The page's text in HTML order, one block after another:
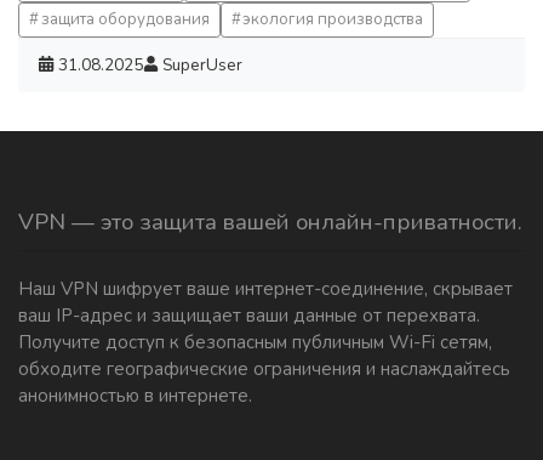
защита оборудования
экология производства
31.08.2025 SuperUser
VPN — это защита вашей онлайн-приватности.
Наш VPN шифрует ваше интернет-соединение, скрывает
ваш IP-адрес и защищает ваши данные от перехвата.
Получите доступ к безопасным публичным Wi-Fi сетям,
обходите географические ограничения и наслаждайтесь
анонимностью в интернете.